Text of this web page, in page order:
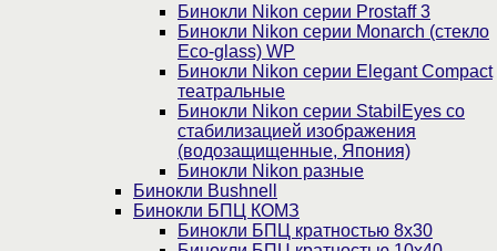
Бинокли Nikon серии Prostaff 3
Бинокли Nikon серии Monarch (стекло
Eco-glass) WP
Бинокли Nikon серии Elegant Compact
театральные
Бинокли Nikon серии StabilEyes со
стабилизацией изображения
(водозащищенные, Япония)
Бинокли Nikon разные
Бинокли Bushnell
Бинокли БПЦ КОМЗ
Бинокли БПЦ кратностью 8х30